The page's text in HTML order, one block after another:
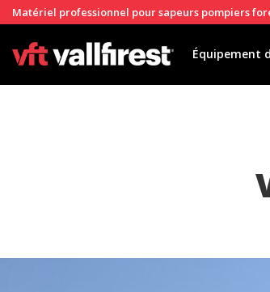
Matériel professionnel pour sapeurs pompiers
Équipement